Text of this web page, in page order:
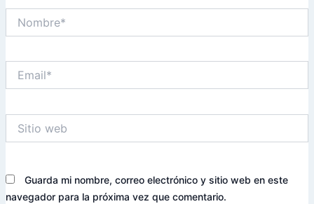
web
Guarda mi nombre, correo electrónico y sitio web en este
navegador para la próxima vez que comentario.